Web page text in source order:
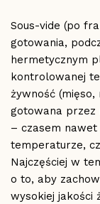
Sous-vide (po
gotowania,
hermetycznym
kontrolowanej
żywność
gotowana przez
– czasem nawet
temperaturze,
Najczęściej w
o to, aby
wysokiej jakości